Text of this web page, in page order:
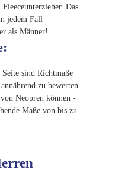
Das
jedem Fall
als Männer!
sind Richtmaße
zu bewerten
Neopren können -
Maße von bis zu